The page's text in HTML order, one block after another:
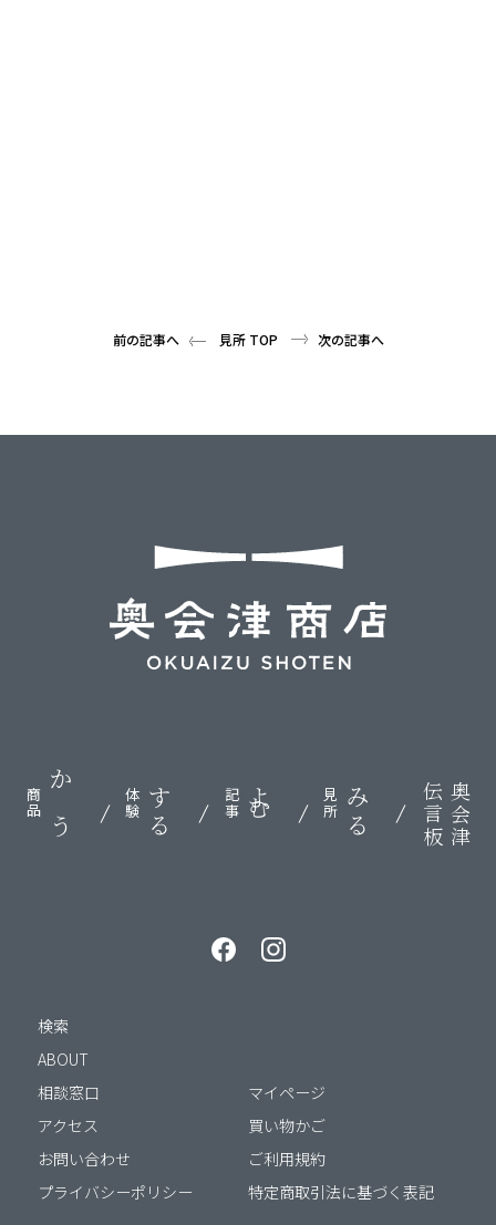
前の記事へ 見所 TOP 次の記事へ
かう
商品 する
体験 よむ
記事 みる
見所 奥会津
伝言板
検索
ABOUT
相談窓口
アクセス
お問い合わせ
プライバシーポリシー
マイページ
買い物かご
ご利用規約
特定商取引法に基づく表記